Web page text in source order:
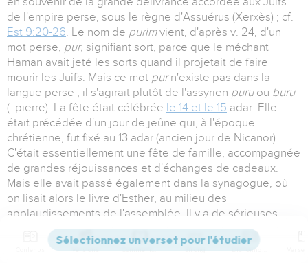
de l'empire perse, sous le règne d'Assuérus (Xerxès) ; cf.
Est 9:20-26. Le nom de purimvient, d'après v. 24, d'un
mot perse, pur, signifiant sort, parce que le méchant
Haman avait jeté les sorts quand il projetait de faire
mourir les Juifs. Mais ce mot purn'existe pas dans la
langue perse ; il s'agirait plutôt de l'assyrien puru ou buru
(=pierre). La fête était célébrée le 14 et le 15 adar. Elle
était précédée d'un jour de jeûne qui, à l'époque
chrétienne, fut fixé au 13 adar (ancien jour de Nicanor).
C'était essentiellement une fête de famille, accompagnée
de grandes réjouissances et d'échanges de cadeaux.
Mais elle avait passé également dans la synagogue, où
on lisait alors le livre d'Esther, au milieu des
applaudissements de l'assemblée. Il y a de sérieuses
raisons de penser que le livre d'Esther a été écrit non pas
avant l'introduction de la fête dans les milieux juifs de
Versions Commentaires Strong